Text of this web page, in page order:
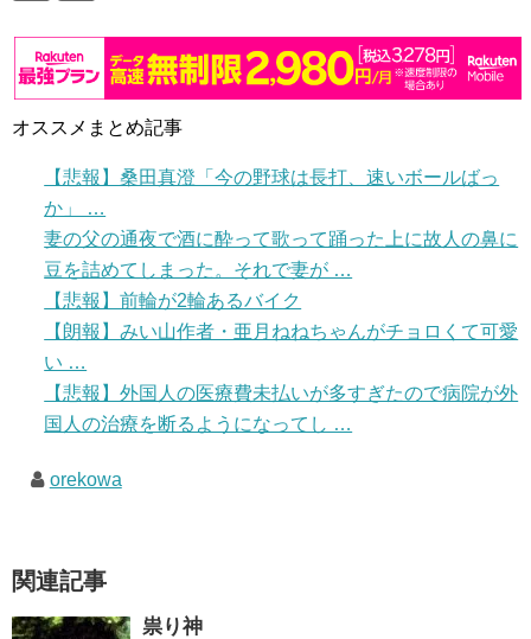
オススメまとめ記事
【悲報】桑田真澄「今の野球は長打、速いボールばっ
か」 …
妻の父の通夜で酒に酔って歌って踊った上に故人の鼻に
豆を詰めてしまった。それで妻が …
【悲報】前輪が2輪あるバイク
【朗報】みい山作者・亜月ねねちゃんがチョロくて可愛
い …
【悲報】外国人の医療費未払いが多すぎたので病院が外
国人の治療を断るようになってし …
orekowa
関連記事
祟り神